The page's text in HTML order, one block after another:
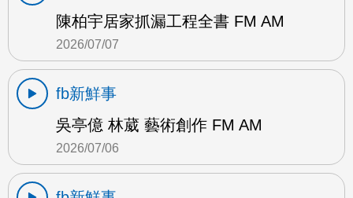
陳柏宇居家抓漏工程全書 FM AM
2026/07/07
fb新鮮事
吳亭億 林葳 藝術創作 FM AM
2026/07/06